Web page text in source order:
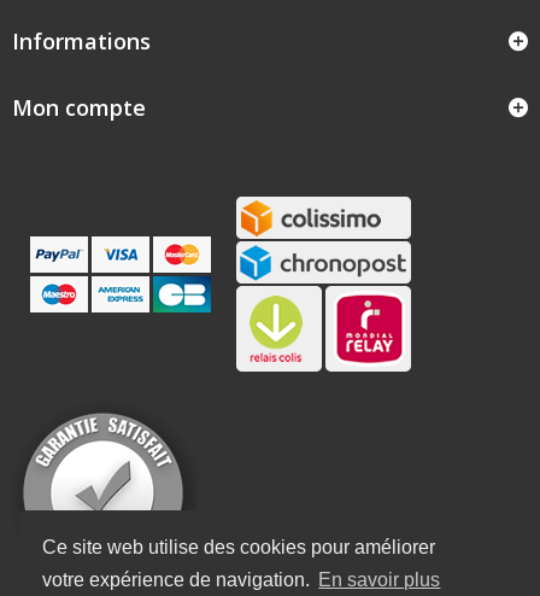
Ce site web utilise des cookies pour améliorer
votre expérience de navigation. En savoir plus
Informations
Mon compte